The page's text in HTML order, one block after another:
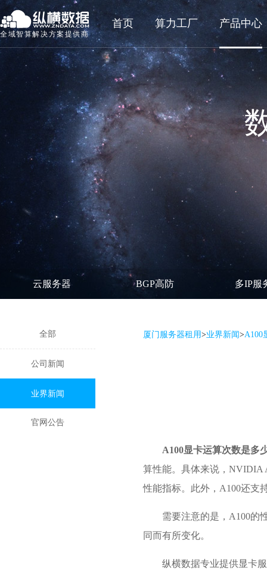
全域智算解决方案提供商
首页 算力工厂 产品中心
云服务器 BGP高防 多IP服
全部
公司新闻
业界新闻
官网公告
厦门服务器租用>业界新闻>A100
A100显卡运算次数是多
算性能。具体来说，NVIDIA
性能指标。此外，A100还支
需要注意的是，A100的
同而有所变化。
纵横数据专业提供显卡